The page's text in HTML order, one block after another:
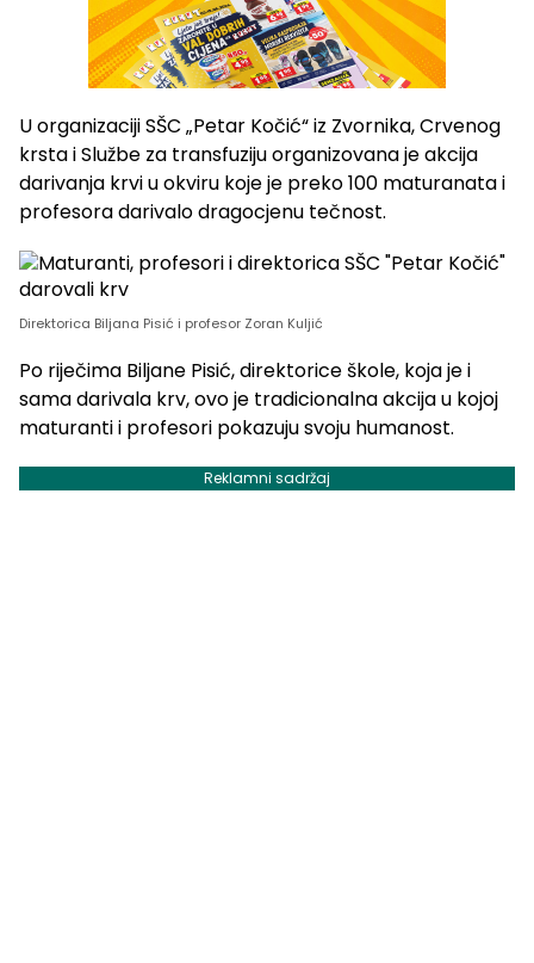
U organizaciji SŠC „Petar Kočić“ iz Zvornika, Crvenog
krsta i Službe za transfuziju organizovana je akcija
darivanja krvi u okviru koje je preko 100 maturanata i
profesora darivalo dragocjenu tečnost.
Direktorica Biljana Pisić i profesor Zoran Kuljić
Po riječima Biljane Pisić, direktorice škole, koja je i
sama darivala krv, ovo je tradicionalna akcija u kojoj
maturanti i profesori pokazuju svoju humanost.
Reklamni sadržaj